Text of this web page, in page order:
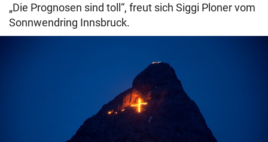
„Die Prognosen sind toll“, freut sich Siggi Ploner vom
Sonnwendring Innsbruck.